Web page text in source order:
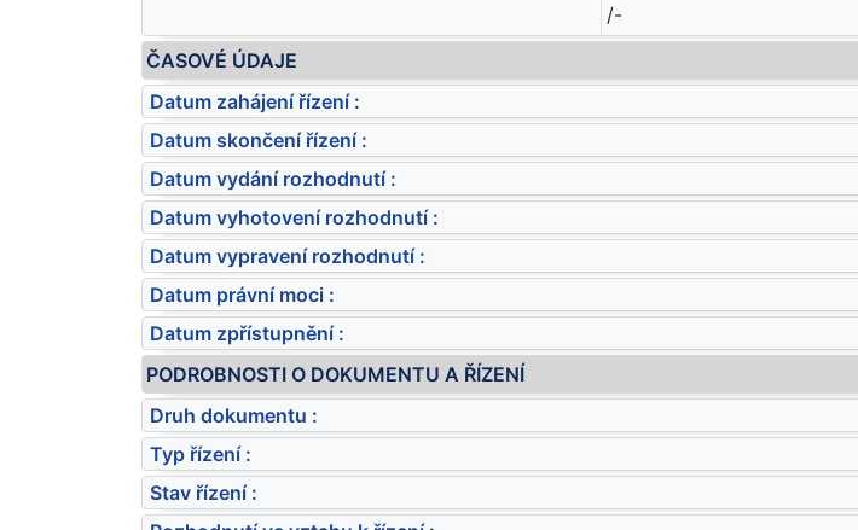
/-
ČASOVÉ ÚDAJE
Datum zahájení řízení :
Datum skončení řízení :
Datum vydání rozhodnutí :
Datum vyhotovení rozhodnutí :
Datum vypravení rozhodnutí :
Datum právní moci :
Datum zpřístupnění :
PODROBNOSTI O DOKUMENTU A ŘÍZENÍ
Druh dokumentu :
Typ řízení :
Stav řízení :